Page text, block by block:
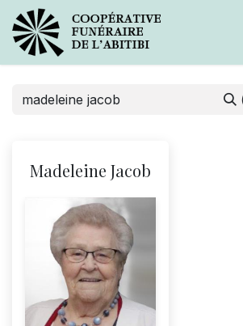
Madeleine Jacob